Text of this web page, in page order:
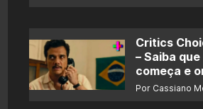
Critics
– Saiba
começa e
ao prêmio
Por Cassiano